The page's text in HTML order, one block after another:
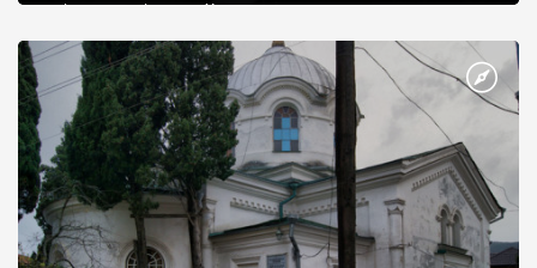
є відданими вірянами Христа